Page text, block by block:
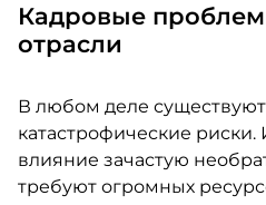
Кадровые
отрасли
В любом деле
катастрофические риски.
влияние зачастую
требуют огромных